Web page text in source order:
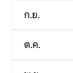
ก.ย.
ต.ค.